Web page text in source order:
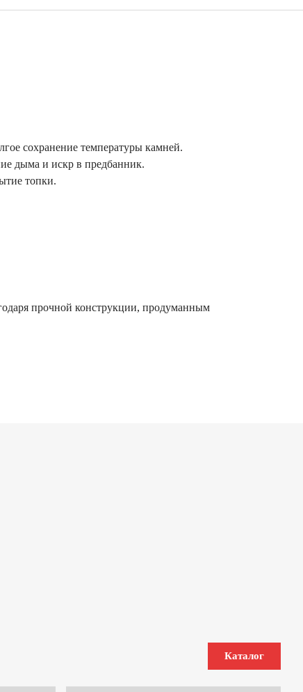
сохранение температуры камней.
дыма и искр в предбанник.
топки.
прочной конструкции, продуманным
Каталог